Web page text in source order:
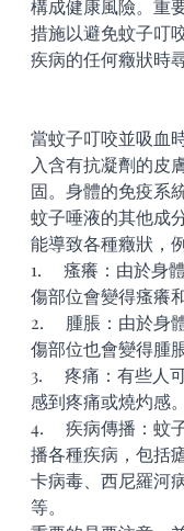
構成健康風險。重
措施以避免蚊子叮
疾病的任何癥狀時
當蚊子叮咬並吸血
入含有抗凝劑的皮
固。身體的免疫系
蚊子唾液的其他成
能導致各種癥狀，
1.     瘙癢：由於身
傷部位會變得瘙癢
2.     腫脹：由於身
傷部位也會變得腫
3.     疼痛：有些人
感到疼痛或燒灼感。
4.     疾病傳播：蚊
播各種疾病，包括
卡病毒、西尼羅河
等。